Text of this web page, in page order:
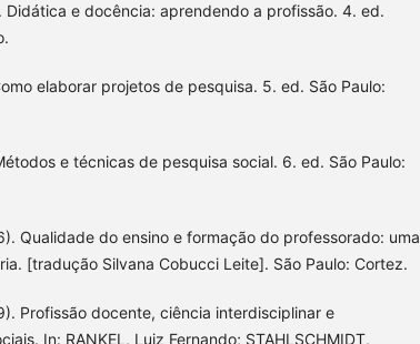
Didática e docência: aprendendo a profissão. 4. ed.
elaborar projetos de pesquisa. 5. ed. São Paulo:
e técnicas de pesquisa social. 6. ed. São Paulo:
Qualidade do ensino e formação do professorado: uma
[tradução Silvana Cobucci Leite]. São Paulo: Cortez.
Profissão docente, ciência interdisciplinar e
In: RANKEL, Luiz Fernando; STAHLSCHMIDT,